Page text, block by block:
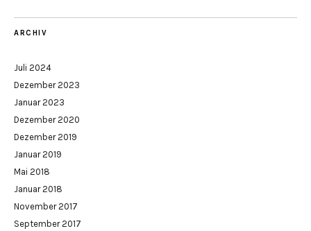
ARCHIV
Juli 2024
Dezember 2023
Januar 2023
Dezember 2020
Dezember 2019
Januar 2019
Mai 2018
Januar 2018
November 2017
September 2017